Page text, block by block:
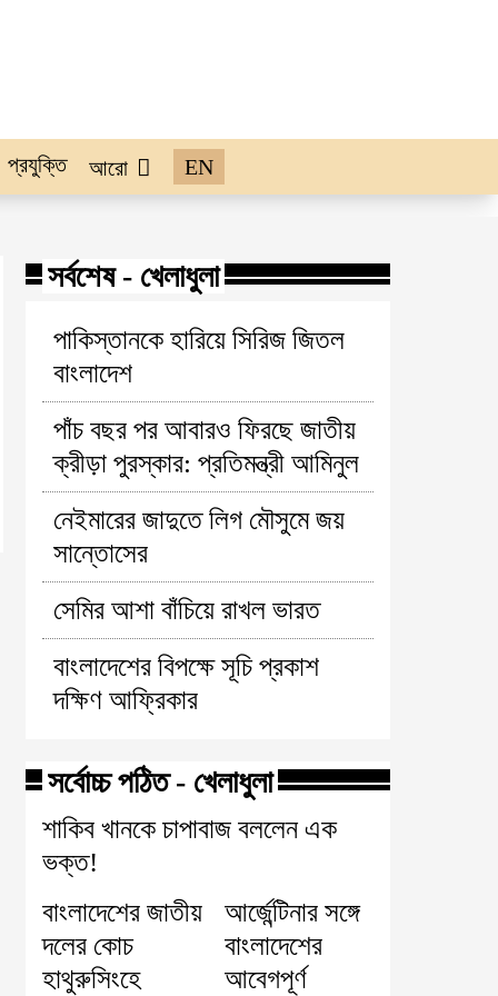
প্রযুক্তি আরো EN
সর্বশেষ - খেলাধুলা
পাকিস্তানকে হারিয়ে সিরিজ জিতল
বাংলাদেশ
পাঁচ বছর পর আবারও ফিরছে জাতীয়
ক্রীড়া পুরস্কার: প্রতিমন্ত্রী আমিনুল
নেইমারের জাদুতে লিগ মৌসুমে জয়
সান্তোসের
সেমির আশা বাঁচিয়ে রাখল ভারত
বাংলাদেশের বিপক্ষে সূচি প্রকাশ
দক্ষিণ আফ্রিকার
সর্বোচ্চ পঠিত - খেলাধুলা
শাকিব খানকে চাপাবাজ বললেন এক
ভক্ত!
বাংলাদেশের জাতীয়
দলের কোচ
হাথুরুসিংহে
আর্জেন্টিনার সঙ্গে
বাংলাদেশের
আবেগপূর্ণ